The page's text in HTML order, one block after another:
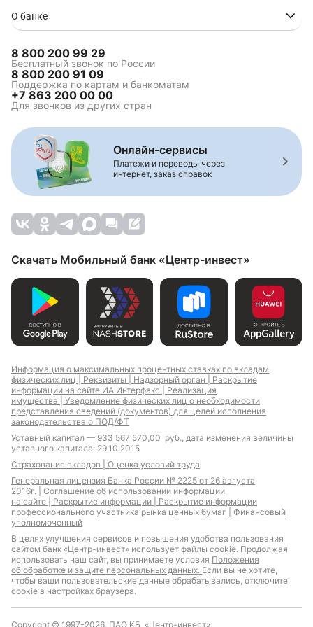
Ипотека на
строительство
Зелёная ипотека
Ипотека для
Сельская ипотека
Комбинированная
Ипотека на вторичное
Строительство жилья
Ипотека на дом
Ипотека на студию
Ипотека новостройки
Ипотека на
новостройку
Ипотека вторичный
рынок
Ипотека для ИП
Ипотека для
отличников
Ипотека для
самозанятых
Ипотека для IT-
специалистов с
льготной
господдержкой
Земельная ипотека
Материнский капитал
Ипотека с плавающими
покупку недвижимости
Москве
О банке
8 800 200 99 29
Бесплатный звонок по России
8 800 200 91 09
Поддержка по картам и банкоматам
+7 863 200 00 00
Для звонков из других стран
Онлайн-сервисы
Платежи и переводы через
интернет, заказ справок
Скачать Мобильный банк «Центр-инвест»
Информация о максимальных процентных ставках по вкладам
физических лиц | Реквизиты | Надзорный орган | Раскрытие
информации на сайте ИА Интерфакс | Реализация
имущества | Уведомление физических лиц о необходимости
представления сведений (документов) для целей исполнения
законодательства о ПОД/ФТ
Уставный капитал — 933 567 570,00 руб., дата изменения величины
уставного капитала: 29.10.2015
Страхование вкладов | Оценка условий труда
Генеральная лицензия Банка России № 2225 от 26 августа
2016г. | Соглашение об использовании информации
на сайте | Раскрытие информации | Раскрытие информации
профессионального участника рынка ценных бумаг | Финансовый
уполномоченный
В целях улучшения сервисов и повышения удобства пользования
сайтом банк «Центр-инвест» использует файлы cookie. Продолжая
использовать наш сайт, вы принимаете условия Положения
об обработке и защите персональных данных. Если вы не хотите,
чтобы ваши пользовательские данные обрабатывались, отключите
cookie в настройках браузера.
Copyright © 1997-2026, ПАО КБ «Центр-инвест»,